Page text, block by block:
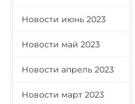
Новости июнь 2023
Новости май 2023
Новости апрель 2023
Новости март 2023